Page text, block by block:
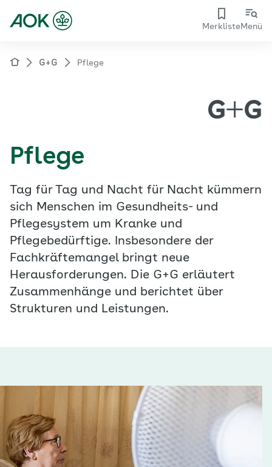
MerklisteMenü
G+G Pflege
Pflege
Tag für Tag und Nacht für Nacht kümmern
sich Menschen im Gesundheits- und
Pflegesystem um Kranke und
Pflegebedürftige. Insbesondere der
Fachkräftemangel bringt neue
Herausforderungen. Die G+G erläutert
Zusammenhänge und berichtet über
Strukturen und Leistungen.